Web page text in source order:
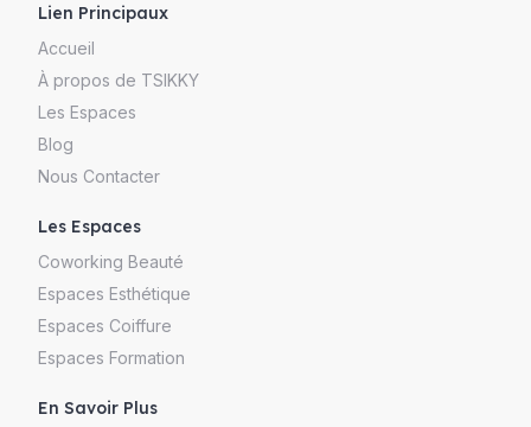
Lien Principaux
Accueil
À propos de TSIKKY
Les Espaces
Blog
Nous Contacter
Les Espaces
Coworking Beauté
Espaces Esthétique
Espaces Coiffure
Espaces Formation
En Savoir Plus